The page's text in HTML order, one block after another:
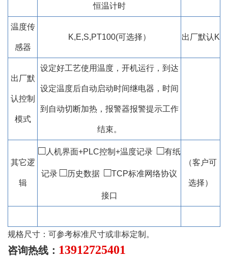
恒温计时
温度传
感器
K,E,S,PT100(可选择） 出厂默认K
出厂默
认控制
模式
设定好工艺使用温度，开机运行，到达
设定温度后自动启动时间继电器，时间
到自动切断加热，报警器报警提示工作
结束。
其它逻
辑
□ 人机界面+PLC控制+温度记录 □有纸
记录 □历史数据 □TCP标准网络协议
接口
（客户可
选择）
规格尺寸：可参考标准尺寸或非标定制。
咨询热线： 13912725401